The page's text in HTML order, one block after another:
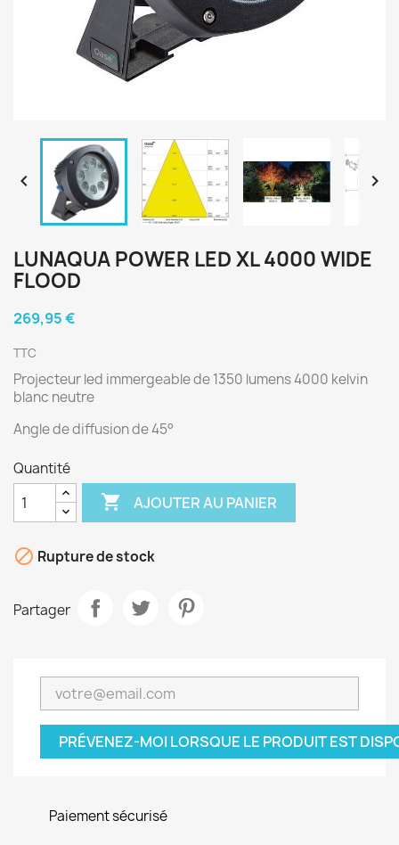
 
LUNAQUA POWER LED XL 4000 WIDE
FLOOD
269,95 €
TTC
Projecteur led immergeable de 1350 lumens 4000 kelvin
blanc neutre
Angle de diffusion de 45°
Quantité
 AJOUTER AU PANIER
 Rupture de stock
Partager
PRÉVENEZ-MOI LORSQUE LE PRODUIT EST
Paiement sécurisé